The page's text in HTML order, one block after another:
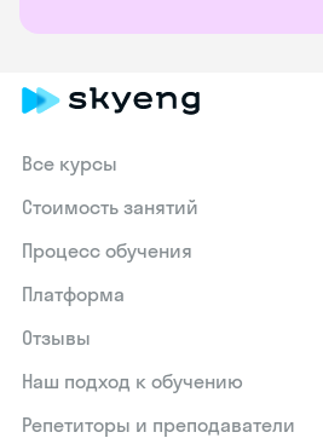
Все курсы
Стоимость занятий
Процесс обучения
Платформа
Отзывы
Наш подход к обучению
Репетиторы и преподаватели